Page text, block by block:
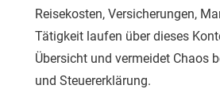
Reisekosten, Versicherungen,
Tätigkeit laufen über dieses
Übersicht und vermeidet Chaos
und Steuererklärung.